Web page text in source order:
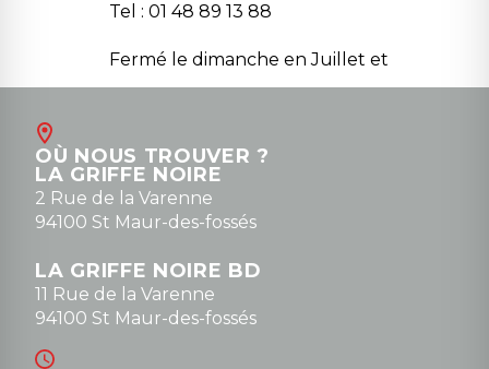
Tel : 01 48 89 13 88
Fermé le dimanche en Juillet et
Août
contact@la-griffe-noire.com
0148836747
OÙ NOUS TROUVER ?
LA GRIFFE NOIRE
2 Rue de la Varenne
94100 St Maur-des-fossés
LA GRIFFE NOIRE BD
11 Rue de la Varenne
94100 St Maur-des-fossés